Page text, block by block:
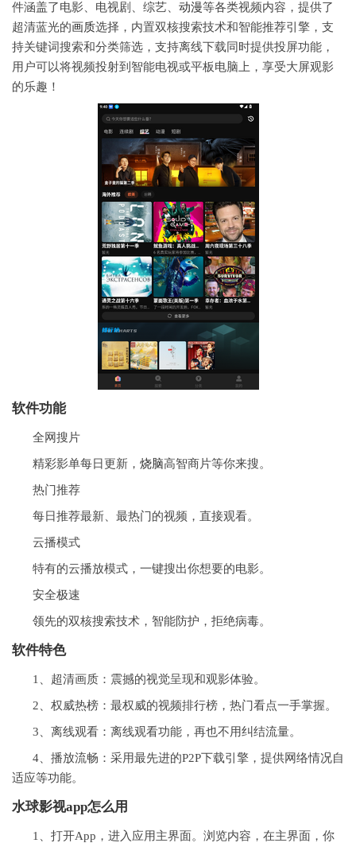
件涵盖了电影、电视剧、综艺、 动漫等各类视频内容，提供了
超清蓝光的画质选择，内置双核搜索技术和智能推荐引擎，支
持关键词搜索和分类筛选，支持离线下载同时提供投屏功能，
用户可以将视频投射到智能电视或平板电脑上，享受大屏观影
的乐趣！
软件功能
全网搜片
精彩影单每日更新， 烧脑高智商片等你来搜。
热门推荐
每日推荐最新、最热门的视频，直接观看。
云播模式
特有的云播放模式，一键搜出你想要的电影。
安全极速
领先的双核搜索技术，智能防护，拒绝病毒。
软件特色
1、超清画质：震撼的视觉呈现和观影体验。
2、权威热榜：最权威的视频排行榜，热门看点一手掌握。
3、离线观看：离线观看功能，再也不用纠结流量。
4、播放流畅：采用最先进的P2P下载引擎，提供网络情况自
适应等功能。
水球影视app怎么用
1、打开App，进入应用主界面。浏览内容，在主界面，你